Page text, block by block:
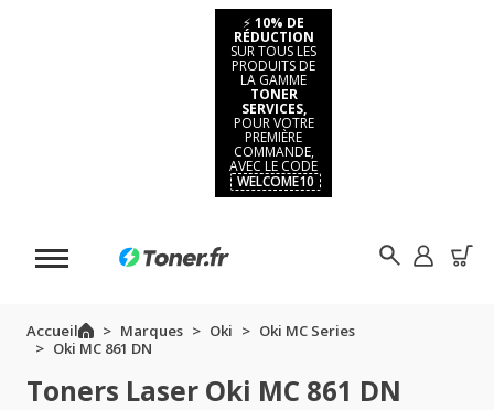
⚡ 10% DE
RÉDUCTION
SUR TOUS LES
PRODUITS DE
LA GAMME
TONER
SERVICES,
POUR VOTRE
PREMIÈRE
COMMANDE,
AVEC LE CODE
WELCOME10
Accueil Marques Oki
Oki MC Series
Oki MC 861 DN
Toners Laser Oki MC 861 DN